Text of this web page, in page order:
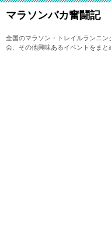
マラソンバカ奮闘記
全国のマラソン・トレイルランニ
会、その他興味あるイベントをまと